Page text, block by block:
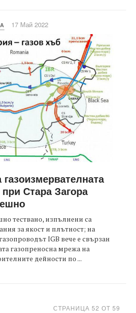
17 Май 2022
Стара Загора
тествано, изпълнени са
за якост и плътност; на
IGB вече е свързан
газопреносна мрежа на
дейности по ...
СТРАНИЦА 52 ОТ 59